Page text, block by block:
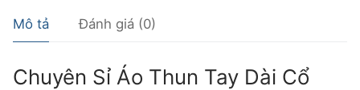
Thương
Hiệu
số
Mô tả Đánh giá (0)
Chuyên Sỉ Áo Thun Tay Dài Cổ